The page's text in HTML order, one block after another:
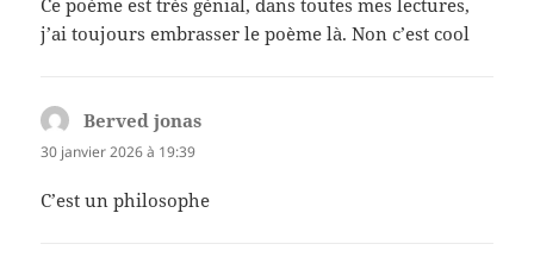
j’ai toujours embrasser le poème là. Non c’est cool
Berved jonas
30 janvier 2026 à 19:39
C’est un philosophe